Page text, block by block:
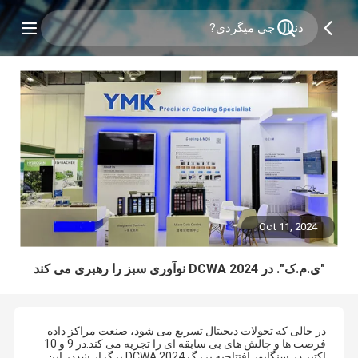
Oct 11, 2024
"ی.م.ک". در DCWA 2024 نوآوری سبز را رهبری می کند
در حالی که تحولات دیجیتال تسریع می شود، صنعت مراکز داده
فرصت ها و چالش های بی سابقه ای را تجربه می کند.در 9 و 10